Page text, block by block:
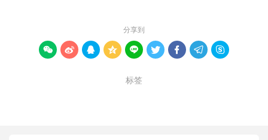
分享到
        
标签